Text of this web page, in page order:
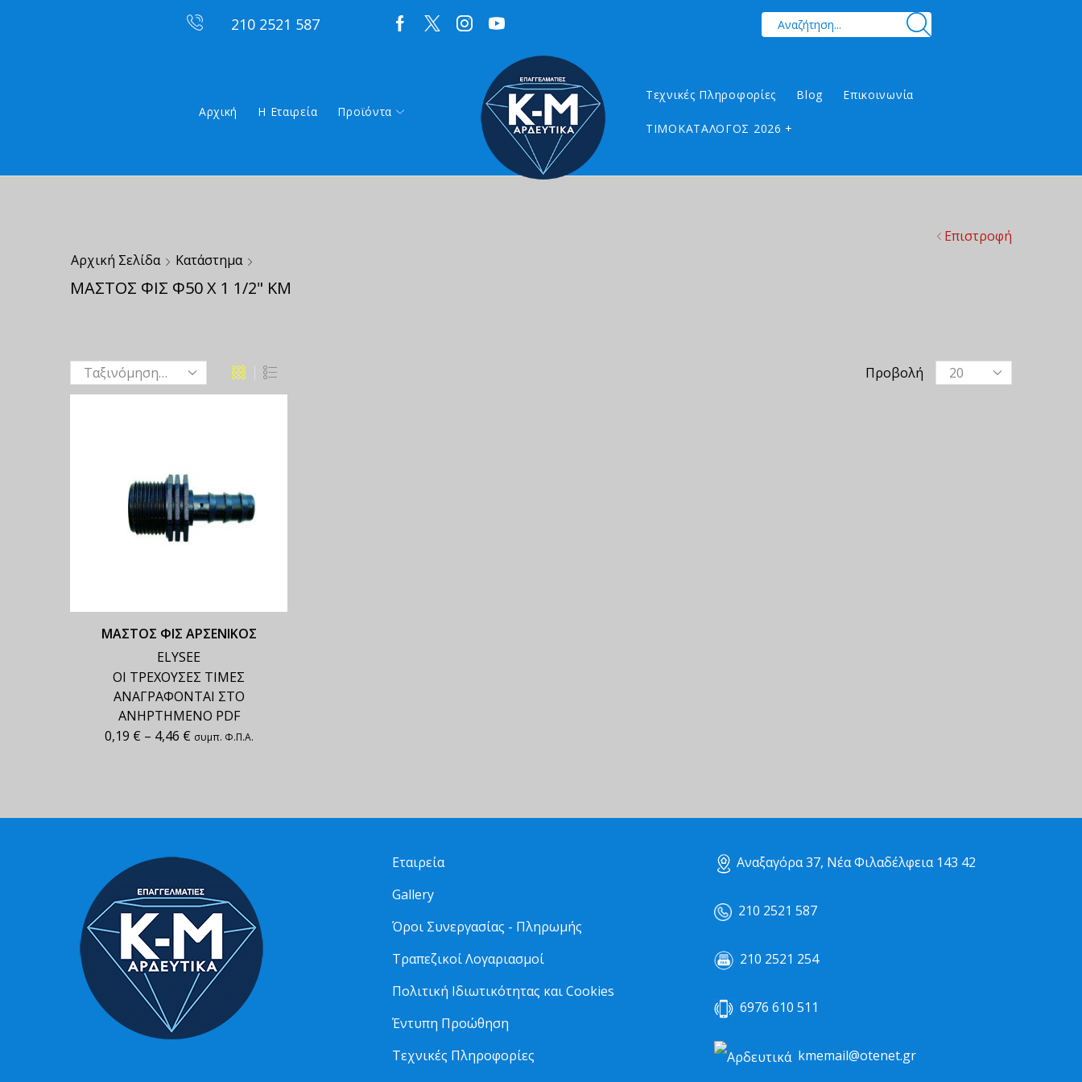
210 2521 587
Αρχική Η Εταιρεία Προϊόντα
Τεχνικές Πληροφορίες Blog Επικοινωνία
ΤΙΜΟΚΑΤΑΛΟΓΟΣ 2026 +
Αρχική Σελίδα Κατάστημα
ΜΑΣΤΟΣ ΦΙΣ Φ50 Χ 1 1/2" ΚΜ
Επιστροφή
Προβολή
ΜΑΣΤΟΣ ΦΙΣ ΑΡΣΕΝΙΚΟΣ
ELYSEE
ΟΙ ΤΡΕΧΟΥΣΕΣ ΤΙΜΕΣ
ΑΝΑΓΡΑΦΟΝΤΑΙ ΣΤΟ
ΑΝΗΡΤΗΜΕΝΟ PDF
0,19 € – 4,46 € συμπ. Φ.Π.Α.
Εταιρεία
Gallery
Όροι Συνεργασίας - Πληρωμής
Τραπεζικοί Λογαριασμοί
Πολιτική Ιδιωτικότητας και Cookies
Έντυπη Προώθηση
Τεχνικές Πληροφορίες
Αναξαγόρα 37, Νέα Φιλαδέλφεια 143 42
210 2521 587
210 2521 254
6976 610 511
kmemail@otenet.gr